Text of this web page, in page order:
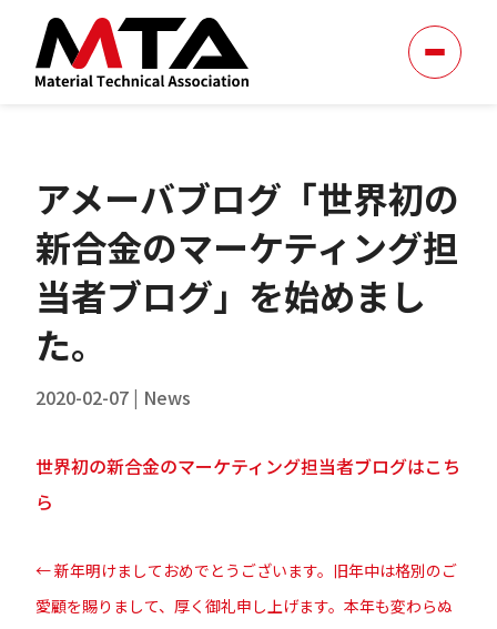
アメーバブログ「世界初の
新合金のマーケティング担
当者ブログ」を始めまし
た。
2020-02-07 | News
世界初の新合金のマーケティング担当者ブログはこち
ら
←新年明けましておめでとうございます。旧年中は格別のご
愛顧を賜りまして、厚く御礼申し上げます。本年も変わらぬ